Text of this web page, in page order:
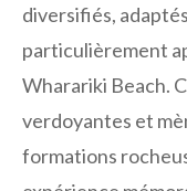
diversifiés,
particulièrement
Wharariki Beach.
verdoyantes et
formations